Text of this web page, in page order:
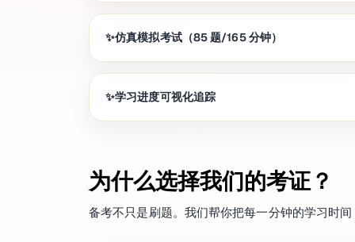
仿真模拟考试（85 题/165 分钟）
学习进度可视化追踪
为什么选择我们的考证？
备考不只是刷题。我们帮你把每一分钟的学习时